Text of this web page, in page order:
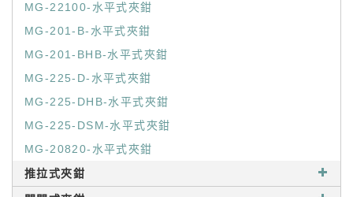
MG-22100-水平式夾鉗
MG-201-B-水平式夾鉗
MG-201-BHB-水平式夾鉗
MG-225-D-水平式夾鉗
MG-225-DHB-水平式夾鉗
MG-225-DSM-水平式夾鉗
MG-20820-水平式夾鉗
推拉式夾鉗